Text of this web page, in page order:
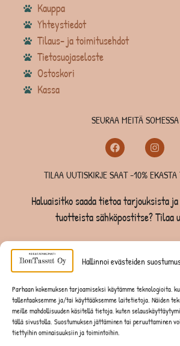
Hallinnoi evästeiden
Parhaan kokemuksen tarjoamiseksi käytämme teknologioita,
tallentaaksemme ja/tai käyttääksemme laitetietoja. Näiden
meille mahdollisuuden käsitellä tietoja, kuten
tällä sivustolla. Suostumuksen jättäminen tai peruuttaminen
tiettyihin ominaisuuksiin ja toimintoihin.
Kauppa
Yhteystiedot
Tilaus- ja toimitusehdot
Tietosuojaseloste
Ostoskori
Kassa
SEURAA MEITÄ SOMESSA
TILAA UUTISKIRJE SAAT -10% EKASTA
Haluaisitko saada tietoa tarjouksista
tuotteista sähköpostitse? Tilaa
TILAA UUTISKIRJE -SAAT -10% EKASTA
KISSOILLE
JYRSIJÖILLE